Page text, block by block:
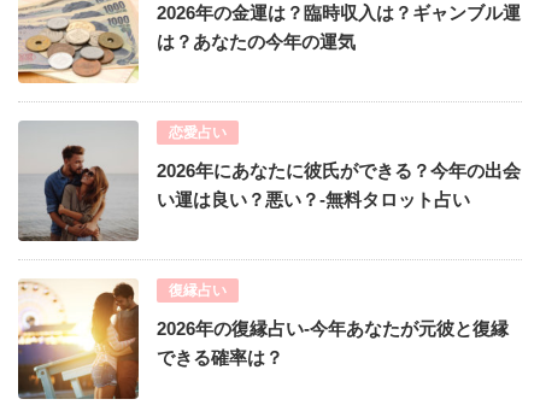
2026年の金運は？臨時収入は？ギャンブル運
は？あなたの今年の運気
恋愛占い
2026年にあなたに彼氏ができる？今年の出会
い運は良い？悪い？-無料タロット占い
復縁占い
2026年の復縁占い-今年あなたが元彼と復縁
できる確率は？